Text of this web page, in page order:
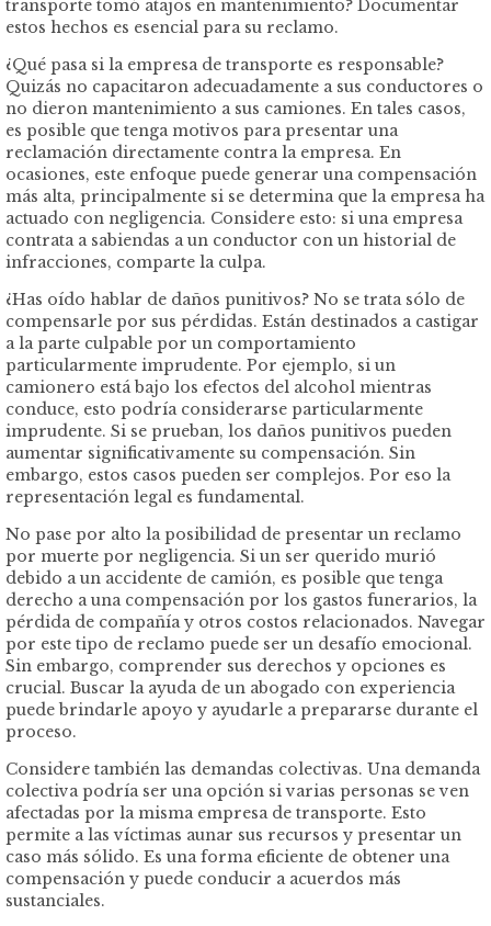
transporte tomó atajos en mantenimiento? Documentar
estos hechos es esencial para su reclamo.
¿Qué pasa si la empresa de transporte es responsable?
Quizás no capacitaron adecuadamente a sus conductores o
no dieron mantenimiento a sus camiones. En tales casos,
es posible que tenga motivos para presentar una
reclamación directamente contra la empresa. En
ocasiones, este enfoque puede generar una compensación
más alta, principalmente si se determina que la empresa ha
actuado con negligencia. Considere esto: si una empresa
contrata a sabiendas a un conductor con un historial de
infracciones, comparte la culpa.
¿Has oído hablar de daños punitivos? No se trata sólo de
compensarle por sus pérdidas. Están destinados a castigar
a la parte culpable por un comportamiento
particularmente imprudente. Por ejemplo, si un
camionero está bajo los efectos del alcohol mientras
conduce, esto podría considerarse particularmente
imprudente. Si se prueban, los daños punitivos pueden
aumentar significativamente su compensación. Sin
embargo, estos casos pueden ser complejos. Por eso la
representación legal es fundamental.
No pase por alto la posibilidad de presentar un reclamo
por muerte por negligencia. Si un ser querido murió
debido a un accidente de camión, es posible que tenga
derecho a una compensación por los gastos funerarios, la
pérdida de compañía y otros costos relacionados. Navegar
por este tipo de reclamo puede ser un desafío emocional.
Sin embargo, comprender sus derechos y opciones es
crucial. Buscar la ayuda de un abogado con experiencia
puede brindarle apoyo y ayudarle a prepararse durante el
proceso.
Considere también las demandas colectivas. Una demanda
colectiva podría ser una opción si varias personas se ven
afectadas por la misma empresa de transporte. Esto
permite a las víctimas aunar sus recursos y presentar un
caso más sólido. Es una forma eficiente de obtener una
compensación y puede conducir a acuerdos más
sustanciales.